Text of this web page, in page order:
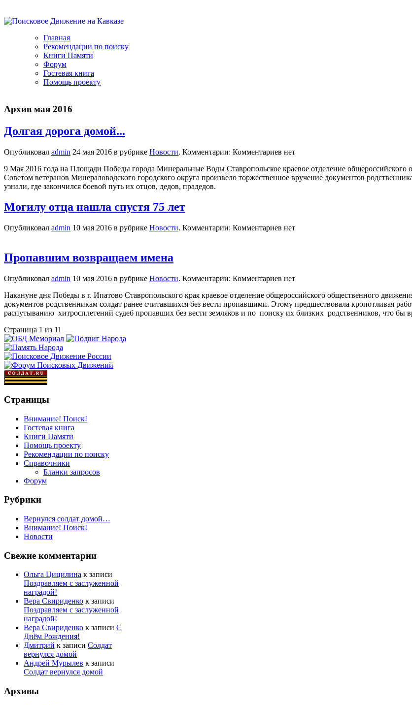
Главная
Рекомендации по поиску
Книги Памяти
Форум
Гостевая книга
Помощь проекту
Архив мая 2016
Долгая дорога домой...
Опубликовал admin 24 мая 2016 в рубрике Новости. Комментарии: Комментариев нет
9 Мая 2016 года на Площади Победы города Минеральные Воды Ставропольское краевое отделение
Советом ветеранов Минераловодского городского округа произвело торжественное вручение документов
узнали, где закончился боевой путь их отцов, дедов, прадедов.
Могилу отца нашла спустя 75 лет
Опубликовал admin 10 мая 2016 в рубрике Новости. Комментарии: Комментариев нет
Пропавшим возвращаем имена
Опубликовал admin 10 мая 2016 в рубрике Новости. Комментарии: Комментариев нет
Накануне дня Победы в г. Ипатово Ставропольского края краевое отделение общероссийского общественного
документов родственникам солдат ранее считавшихся без вести пропавшими. Этому предшествовала кропотливая
распутыванию хитросплетений судеб пропавших без вести земляков и по поиску их близких родственников, что бы
Страница 1 из 11
Страницы
Внимание! Поиск!
Гостевая книга
Книги Памяти
Помощь проекту
Рекомендации по поиску
Справочники
Бланки запросов
Форум
Рубрики
Вернулся солдат домой…
Внимание! Поиск!
Новости
Свежие комментарии
Ольга Цицилина к записи
Поздравляем с заслуженной
наградой!
Вера Свириденко к записи
Поздравляем с заслуженной
наградой!
Вера Свириденко к записи С
Днём Рождения!
Дмитрий к записи Солдат
вернулся домой
Андрей Мурылев к записи
Солдат вернулся домой
Архивы